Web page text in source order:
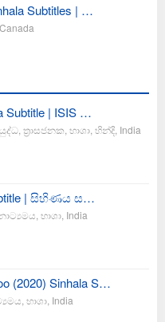
Subtitles | …
Canada
Subtitle | ISIS …
යුද්ධ ත්‍රාසජනක භාශා හින්දි India
| සිහිණය ස…
භාශා India
(2020) Sinhala S…
භාශා India